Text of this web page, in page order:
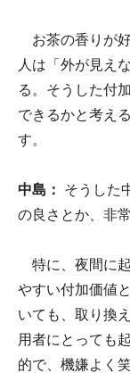
お茶の香りが
人は「外が見え
る。そうした付
できるかと考え
す。
中島：
そうした
の良さとか、非
特に、夜間に
やすい付加価値
いても、取り換
用者にとっても
的で、機嫌よく